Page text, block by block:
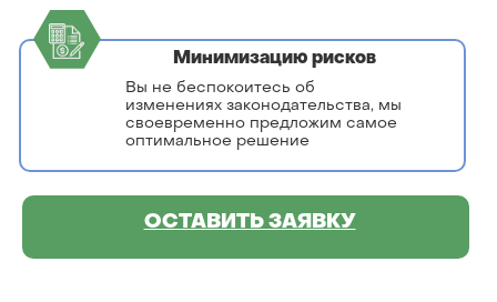
ОСТАВИТЬ ЗАЯВКУ
Вы не беспокоитесь об
изменениях законодательства, мы
своевременно предложим самое
оптимальное решение
Минимизацию рисков